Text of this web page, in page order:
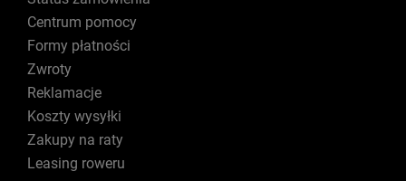
Centrum pomocy
Formy płatności
Zwroty
Reklamacje
Koszty wysyłki
Zakupy na raty
Leasing roweru